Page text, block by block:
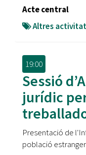
Acte central
Altres
19:00
Sessió
jurídic
Presentació de
població